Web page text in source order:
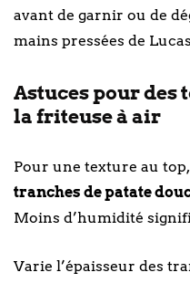
avant de garnir ou de
mains pressées de
Astuces pour des
la friteuse à air
Pour une texture au top,
tranches de patate
Moins d’humidité
Varie l’épaisseur des